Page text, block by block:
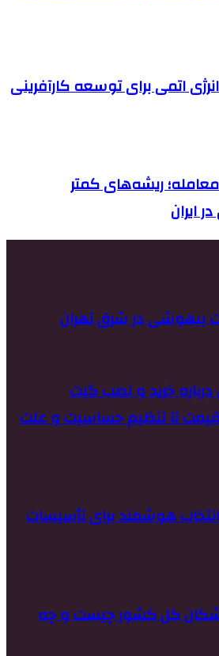
اتمی برای توسعه کارآفرینی
معامله؛ ریشه‌های کمتر
ایران
بیهوشی در شرق تهران
خرید و نصب گیت
تا تنظیم حساسیت و علت
هوشمند برای تأسیسات
کل کشور چیست و چه